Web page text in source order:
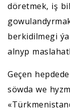
döretmek, iş
berkidilmegi
alnyp
Geçen
söwda we